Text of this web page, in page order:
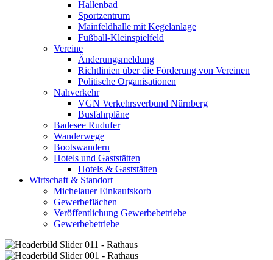
Hallenbad
Sportzentrum
Mainfeldhalle mit Kegelanlage
Fußball-Kleinspielfeld
Vereine
Änderungsmeldung
Richtlinien über die Förderung von Vereinen
Politische Organisationen
Nahverkehr
VGN Verkehrsverbund Nürnberg
Busfahrpläne
Badesee Rudufer
Wanderwege
Bootswandern
Hotels und Gaststätten
Hotels & Gaststätten
Wirtschaft & Standort
Michelauer Einkaufskorb
Gewerbeflächen
Veröffentlichung Gewerbebetriebe
Gewerbebetriebe